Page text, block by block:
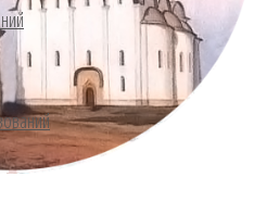
Софийский